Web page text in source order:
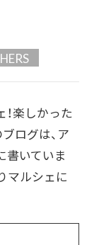
楽しかった
ログは、ア
書いていま
マルシェに